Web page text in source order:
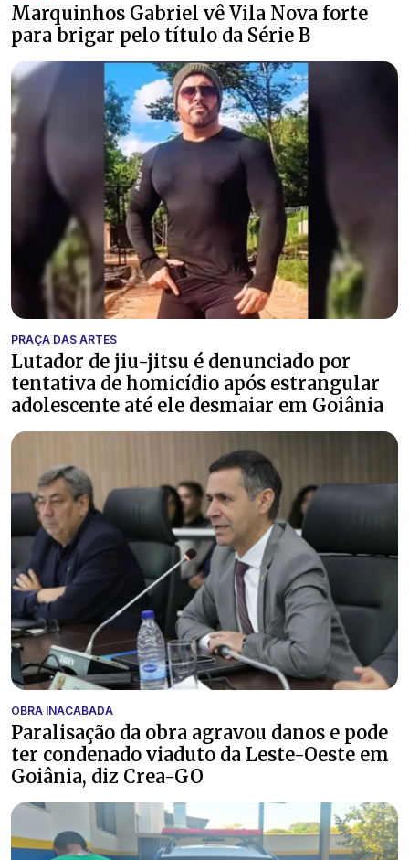
Marquinhos Gabriel vê Vila Nova forte
para brigar pelo título da Série B
PRAÇA DAS ARTES
Lutador de jiu-jitsu é denunciado por
tentativa de homicídio após estrangular
adolescente até ele desmaiar em Goiânia
OBRA INACABADA
Paralisação da obra agravou danos e pode
ter condenado viaduto da Leste-Oeste em
Goiânia, diz Crea-GO